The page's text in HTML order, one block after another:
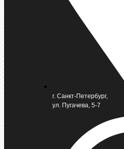
г. Санкт-Петербург,
ул. Пугачева, 5-7